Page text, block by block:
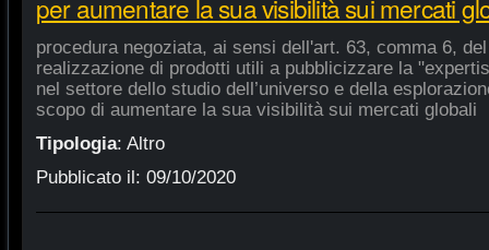
per aumentare la sua visibilità sui mercati
procedura negoziata, ai sensi dell'art. 63, comma 6,
realizzazione di prodotti utili a pubblicizzare la
nel settore dello studio dell’universo e della
scopo di aumentare la sua visibilità sui mercati globali
Tipologia: Altro
Pubblicato il: 09/10/2020